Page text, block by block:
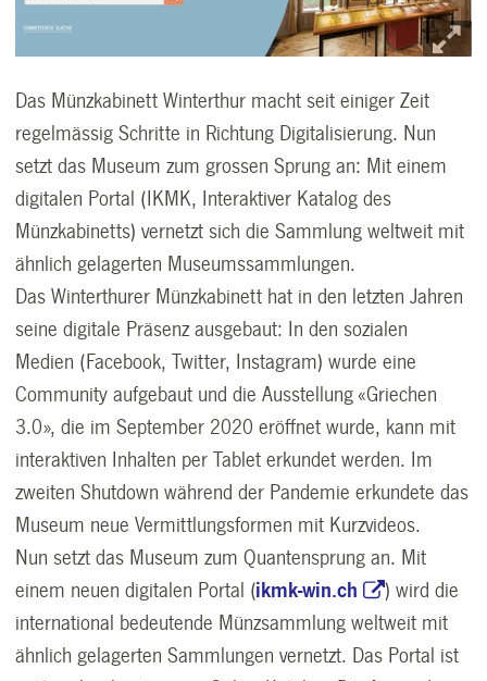
Das Münzkabinett Winterthur macht seit einiger Zeit
regelmässig Schritte in Richtung Digitalisierung. Nun
setzt das Museum zum grossen Sprung an: Mit einem
digitalen Portal (IKMK, Interaktiver Katalog des
Münzkabinetts) vernetzt sich die Sammlung weltweit mit
ähnlich gelagerten Museumssammlungen.
Das Winterthurer Münzkabinett hat in den letzten Jahren
seine digitale Präsenz ausgebaut: In den sozialen
Medien (Facebook, Twitter, Instagram) wurde eine
Community aufgebaut und die Ausstellung «Griechen
3.0», die im September 2020 eröffnet wurde, kann mit
interaktiven Inhalten per Tablet erkundet werden. Im
zweiten Shutdown während der Pandemie erkundete das
Museum neue Vermittlungsformen mit Kurzvideos.
Nun setzt das Museum zum Quantensprung an. Mit
einem neuen digitalen Portal (ikmk-win.ch
) wird die
international bedeutende Münzsammlung weltweit mit
ähnlich gelagerten Sammlungen vernetzt. Das Portal ist